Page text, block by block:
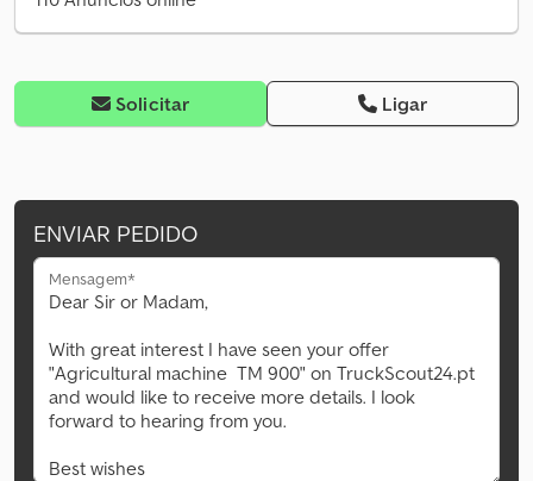
Solicitar Ligar
ENVIAR PEDIDO
Mensagem*